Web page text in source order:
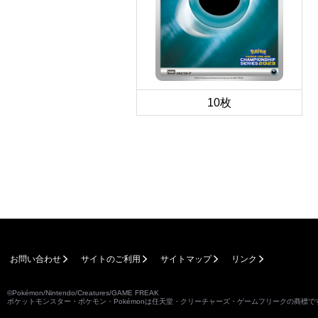
10枚
お問い合わせ サイトのご利用 サイトマップ リンク
©Pokémon/Nintendo/Creatures/GAME FREAK
ポケットモンスター・ポケモン・Pokémonは任天堂・クリーチャーズ・ゲームフリークの商標で